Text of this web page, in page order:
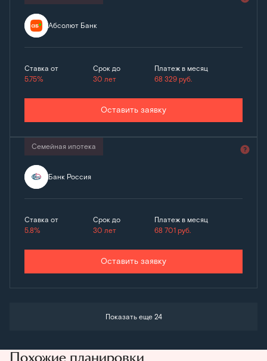
Абсолют Банк
Ставка от
5.75%
Срок до
30 лет
Платеж в месяц
68 329руб.
Оставить заявку
Семейная ипотека
Банк Россия
Ставка от
5.8%
Срок до
30 лет
Платеж в месяц
68 701руб.
Оставить заявку
Показать еще 24
Похожие планировки